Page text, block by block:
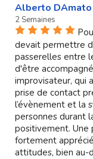
Alberto DAmato
2 Semaines
devait permettre
passerelles entre
d'être
improvisateur, qui
prise de contact
l’évènement et la
personnes durant
positivement.
fortement
attitudes, bien au-